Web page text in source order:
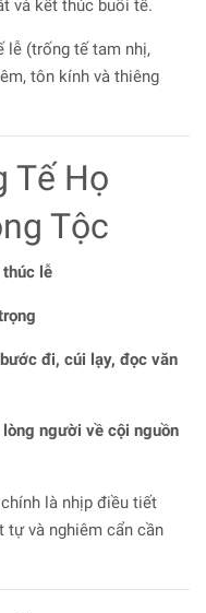
và kết thúc buổi tế.
lễ (trống tế tam nhị,
tôn kính và thiêng
Tế Họ
Tộc
thúc lễ
đi, cúi lạy, đọc văn
người về cội nguồn
là nhịp điều tiết
tự và nghiêm cẩn cần